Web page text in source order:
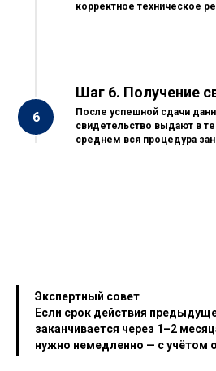
корректное техническое
Шаг 6. Получение
После успешной сдачи
свидетельство выдают в
среднем вся процедура
Экспертный совет
Если срок действия
заканчивается через 1–2
нужно немедленно — с учётом